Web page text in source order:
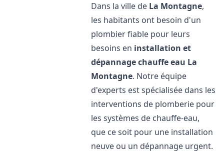
Dans la ville de La Montagne,
les habitants ont besoin d'un
plombier fiable pour leurs
besoins en installation et
dépannage chauffe eau La
Montagne. Notre équipe
d'experts est spécialisée dans les
interventions de plomberie pour
les systèmes de chauffe-eau,
que ce soit pour une installation
neuve ou un dépannage urgent.